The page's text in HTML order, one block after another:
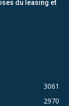
du leasing et
3061
2970